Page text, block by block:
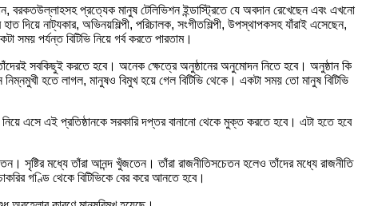
প্রত্যেক মানুষ টেলিভিশন ইন্ডাস্ট্রিতে যে অবদান রেখেছেন এবং এখনো
দিয়ে নাট্যকার, অভিনয়শিল্পী, পরিচালক, সংগীতশিল্পী, উপস্থাপকসহ যাঁরাই এসেছেন,
পর্যন্ত বিটিভি নিয়ে গর্ব করতে পারতাম।
সবকিছুই করতে হবে। অনেক ক্ষেত্রে অনুষ্ঠানের অনুমোদন নিতে হবে। অনুষ্ঠান কি
হতে লাগল, মানুষও বিমুখ হয়ে গেল বিটিভি থেকে। একটা সময় তো মানুষ বিটিভি
এসে এই প্রতিষ্ঠানকে সরকারি দপ্তর বানানো থেকে মুক্ত করতে হবে। এটা হতে হবে
সৃষ্টির মধ্যে তাঁরা আনন্দ খুঁজতেন। তাঁরা রাজনীতিসচেতন হলেও তাঁদের মধ্যে রাজনীতি
গণ্ডি থেকে বিটিভিকে বের করে আনতে হবে।